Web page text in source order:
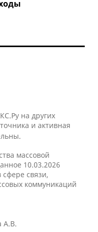
на других
и активная
массовой
10.03.2026
связи,
коммуникаций
А.В.